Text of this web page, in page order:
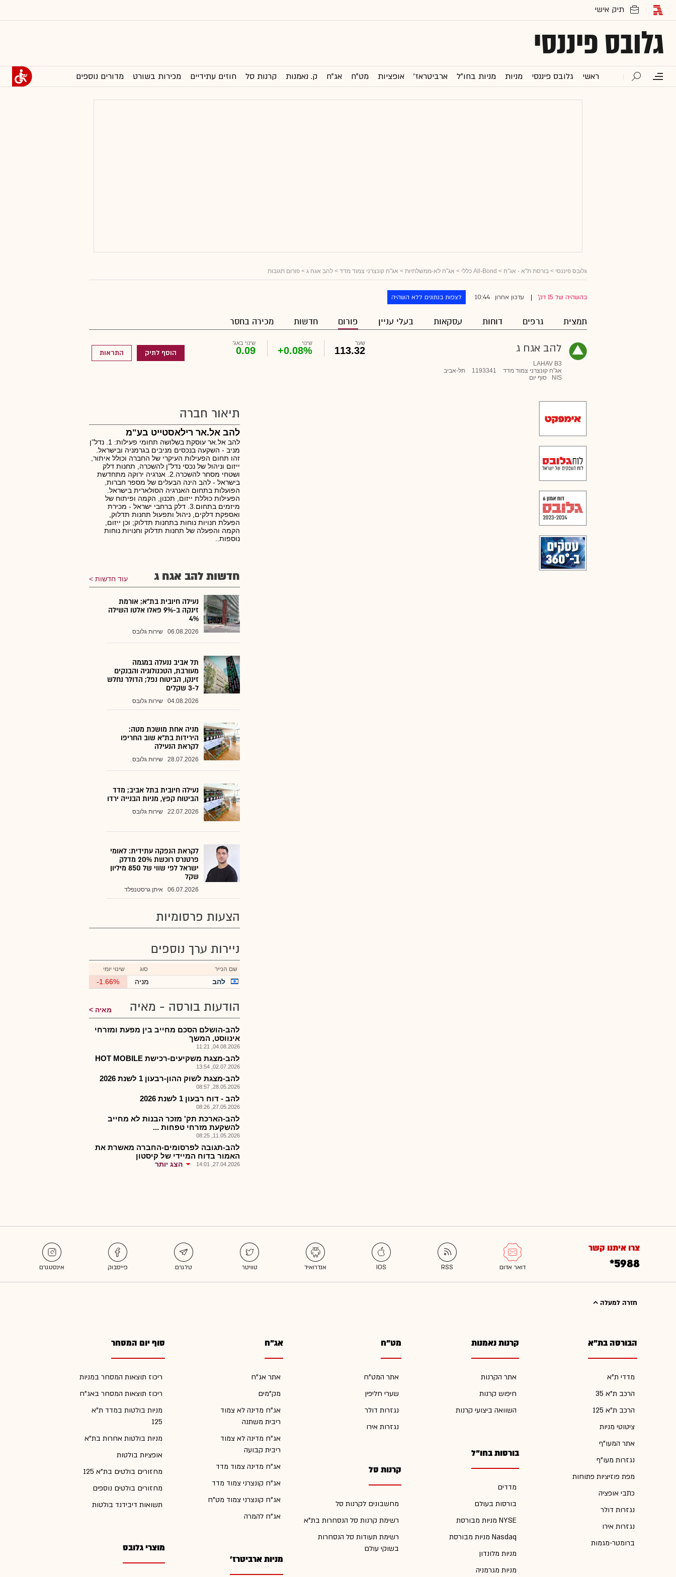
גלובס פיננסי
ראשי גלובס פיננסי מניות מניות בחו"ל ארביטראז' אופציות מט"ח אג"ח ק. נאמנות קרנות סל חוזים עתידיים מכירות בשורט מדורים נוספים
גלובס פיננסי > בורסת ת"א - אג"ח > All-Bond כללי > אג"ח לא-ממשלתיות > אג"ח קונצרני צמוד מדד > להב אגח ג > פורום תגובות
בהשהיה של 15 דק' עדכון אחרון 10:44 לצפות בנתונים ללא השהיה
תמצית גרפים דוחות עסקאות בעלי עניין פורום חדשות מכירה בחסר
להב אגח ג
LAHAV B3
אג"ח קונצרני צמוד מדד
1193341
תל-אביב
NIS
סוף יום
שער
113.32
שינוי
+0.08%
שינוי באג'
0.09 הוסף לתיק התראות
תיאור חברה
להב אל.אר רילאסטייט בע"מ
להב אל.אר עוסקת בשלושה תחומי פעילות: 1. נדל”ן
מניב - השקעה בנכסים מניבים בגרמניה ובישראל.
זהו תחום הפעילות העיקרי של החברה וכולל איתור,
ייזום וניהול של נכסי נדל"ן להשכרה, תחנות דלק
ושטחי מסחר להשכרה.2. אנרגיה ירוקה מתחדשת
בישראל - להב הינה הבעלים של מספר חברות,
הפועלות בתחום האנרגיה הסולארית בישראל.
הפעילות כוללת ייזום, תכנון, הקמה ופיתוח של
מיזמים בתחום.3. דלק ברחבי ישראל - מכירת
ואספקת דלקים, ניהול ותפעול תחנות תדלוק,
הפעלת חנויות נוחות בתחנות תדלוק; וכן ייזום,
הקמה והפעלה של תחנות תדלוק וחנויות נוחות
נוספות..
חדשות להב אגח ג עוד חדשות
נעילה חיובית בת"א; אורמת
זינקה ב-9% פאלו אלטו השילה
4%
06.08.2026 שירות גלובס
תל אביב ננעלה במגמה
מעורבת, הטכנולוגיה והבנקים
זינקו, הביטוח נפל; הדולר נחלש
ל-3 שקלים
04.08.2026 שירות גלובס
מניה אחת מושכת מטה:
הירידות בת"א שוב החריפו
לקראת הנעילה
28.07.2026 שירות גלובס
נעילה חיובית בתל אביב; מדד
הביטוח קפץ, מניות הבנייה ירדו
22.07.2026 שירות גלובס
לקראת הנפקה עתידית: לאומי
פרטנרס רוכשת 20% מדלק
ישראל לפי שווי של 850 מיליון
שקל
06.07.2026 איתן גרסטנפלד
הצעות פרסומיות
ניירות ערך נוספים
שם הנייר סוג שינוי יומי
להב מניה -1.66%
הודעות בורסה - מאיה מאיה
להב-הושלם הסכם מחייב בין מפעת ומזרחי
אינווסט, המשך
04.08.2026, 11:21
להב-מצגת משקיעים-רכישת HOT MOBILE
02.07.2026, 13:54
להב-מצגת לשוק ההון-רבעון 1 לשנת 2026
28.05.2026, 08:57
להב - דוח רבעון 1 לשנת 2026
27.05.2026, 08:26
להב-הארכת תק' מזכר הבנות לא מחייב
להשקעת מזרחי טפחות ...
11.05.2026, 08:25
להב-תגובה לפרסומים-החברה מאשרת את
האמור בדוח המיידי של קיסטון
27.04.2026, 14:01 הצג יותר
צרו איתנו קשר
*5988
חזרה למעלה
הבורסה בת"א
מדדי ת"א
הרכב ת"א 35
הרכב ת"א 125
ציטוטי מניות
אתר המעו"ף
נגזרות מעו"ף
מפת פוזיציות פתוחות
כתבי אופציה
נגזרות דולר
נגזרות אירו
ברומטר-מגמות
קרנות נאמנות
אתר הקרנות
חיפוש קרנות
השוואה ביצועי קרנות
בורסות בחו"ל
מדדים
בורסות בעולם
מניות מבורסת NYSE
מניות מבורסת Nasdaq
מניות מלונדון
מניות מגרמניה
מט"ח
אתר המט"ח
שערי חליפין
נגזרות דולר
נגזרות אירו
קרנות סל
מחשבונים לקרנות סל
רשימת קרנות סל הנסחרות בת"א
רשימת תעודות סל הנסחרות
בשוקי עולם
אג"ח
אתר אג"ח
מק"מים
אג"ח מדינה לא צמוד
ריבית משתנה
אג"ח מדינה לא צמוד
ריבית קבועה
אג"ח מדינה צמוד מדד
אג"ח קונצרני צמוד מדד
אג"ח קונצרני צמוד מט"ח
אג"ח להמרה
מניות ארביטרז'
סוף יום המסחר
ריכוז תוצאות המסחר במניות
ריכוז תוצאות המסחר באג"ח
מניות בולטות במדד ת"א
125
מניות בולטות אחרות בת"א
אופציות בולטות
מחזורים בולטים בת"א 125
מחזורים בולטים נוספים
תשואות דיבידנד בולטות
מוצרי גלובס